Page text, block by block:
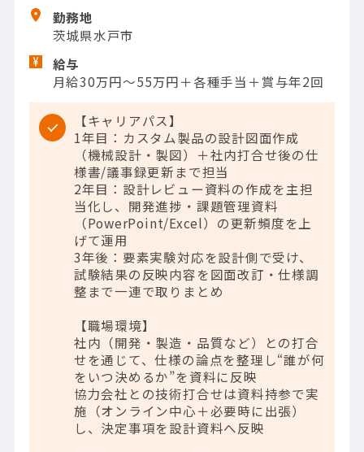
勤務地
茨城県水戸市
給与
月給30万円～55万円＋各種手当＋賞与年2回
【キャリアパス】
1年目：カスタム製品の設計図面作成
（機械設計・製図）＋社内打合せ後の仕
様書/議事録更新まで担当
2年目：設計レビュー資料の作成を主担
当化し、開発進捗・課題管理資料
（PowerPoint/Excel）の更新頻度を上
げて運用
3年後：要素実験対応を設計側で受け、
試験結果の反映内容を図面改訂・仕様調
整まで一連で取りまとめ
【職場環境】
社内（開発・製造・品質など）との打合
せを通じて、仕様の論点を整理し“誰が何
をいつ決めるか”を資料に反映
協力会社との技術打合せは資料持参で実
施（オンライン中心＋必要時に出張）
し、決定事項を設計資料へ反映